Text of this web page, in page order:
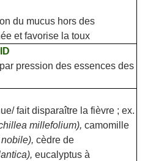
du mucus hors des
et favorise la toux
pression des essences des
fait disparaître la fièvre ; ex.
millefolium), camomille
cèdre de
eucalyptus à